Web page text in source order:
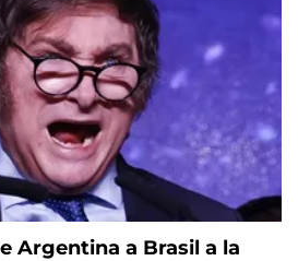
Argentina a Brasil a la